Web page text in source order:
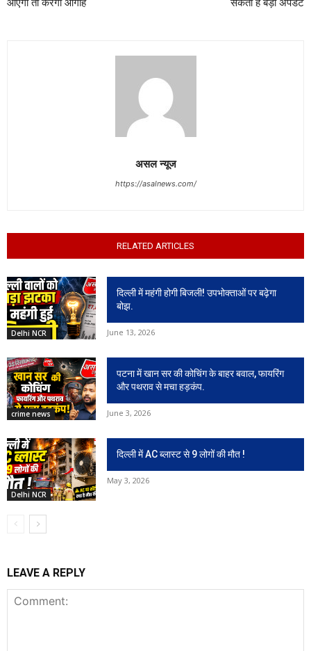
आएगा तो करेगा आगाह सकता है बड़ा अपडेट
असल न्यूज
https://asalnews.com/
RELATED ARTICLES
Delhi NCR
दिल्ली में महंगी होगी बिजली! उपभोक्ताओं पर बढ़ेगा
बोझ.
June 13, 2026
crime news
पटना में खान सर की कोचिंग के बाहर बवाल, फायरिंग
और पथराव से मचा हड़कंप.
June 3, 2026
Delhi NCR
दिल्ली में AC ब्लास्ट से 9 लोगों की मौत !
May 3, 2026
LEAVE A REPLY